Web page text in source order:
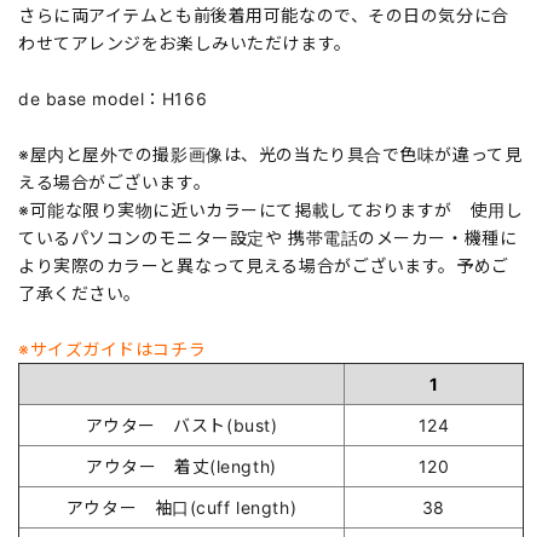
さらに両アイテムとも前後着用可能なので、その日の気分に合
わせてアレンジをお楽しみいただけます。
de base model：H166
※屋内と屋外での撮影画像は、光の当たり具合で色味が違って見
える場合がございます。
※可能な限り実物に近いカラーにて掲載しておりますが 使用し
ているパソコンのモニター設定や 携帯電話のメーカー・機種に
より実際のカラーと異なって見える場合がございます。予めご
了承ください。
※サイズガイドはコチラ
1
アウター バスト(bust)
124
アウター 着丈(length)
120
アウター 袖口(cuff length)
38